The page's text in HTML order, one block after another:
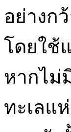
อย่างก
โดยใช้
หากไม่
ทะเลแ